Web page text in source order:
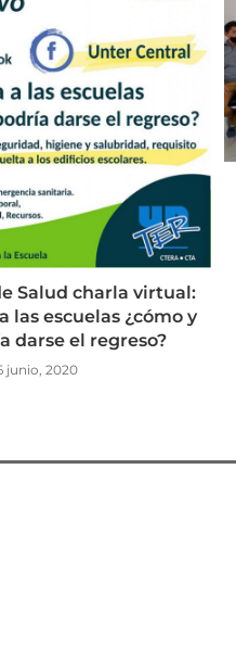
Salud charla virtual:
las escuelas ¿cómo y
darse el regreso?
junio, 2020